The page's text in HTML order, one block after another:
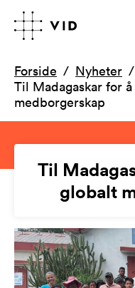
Forside
Nyheter
Til Madagaskar for
medborgerskap
Til
globalt